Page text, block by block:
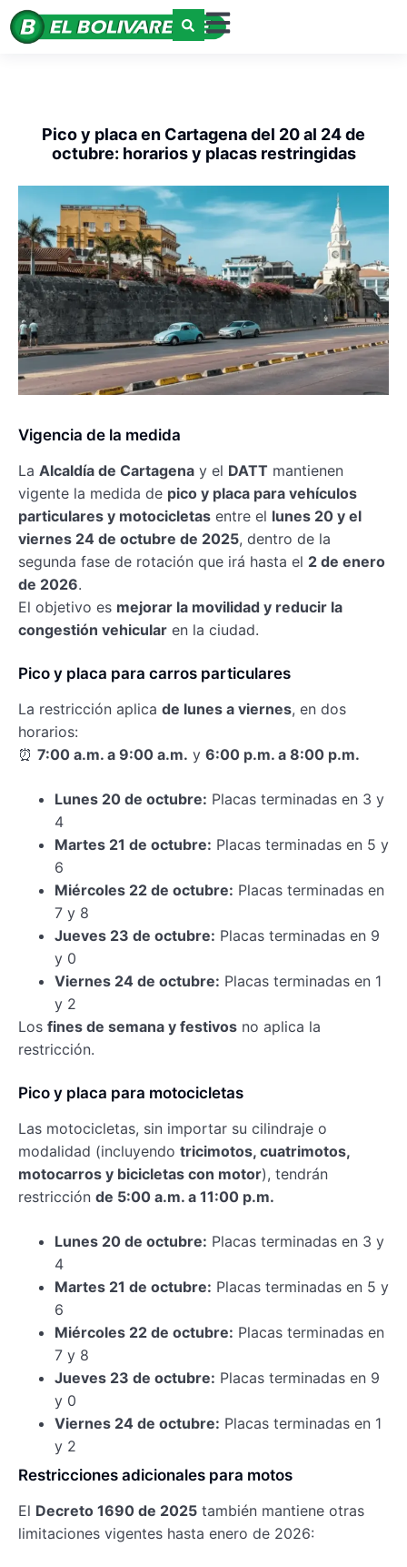
Pico y placa en Cartagena del 20 al 24 de
octubre: horarios y placas restringidas
Vigencia de la medida
La Alcaldía de Cartagena y el DATT mantienen
vigente la medida de pico y placa para vehículos
particulares y motocicletas entre el lunes 20 y el
viernes 24 de octubre de 2025, dentro de la
segunda fase de rotación que irá hasta el 2 de enero
de 2026.
El objetivo es mejorar la movilidad y reducir la
congestión vehicular en la ciudad.
Pico y placa para carros particulares
La restricción aplica de lunes a viernes, en dos
horarios:
⏰ 7:00 a.m. a 9:00 a.m. y 6:00 p.m. a 8:00 p.m.
Lunes 20 de octubre: Placas terminadas en 3 y
4
Martes 21 de octubre: Placas terminadas en 5 y
6
Miércoles 22 de octubre: Placas terminadas en
7 y 8
Jueves 23 de octubre: Placas terminadas en 9
y 0
Viernes 24 de octubre: Placas terminadas en 1
y 2
Los fines de semana y festivos no aplica la
restricción.
Pico y placa para motocicletas
Las motocicletas, sin importar su cilindraje o
modalidad (incluyendo tricimotos, cuatrimotos,
motocarros y bicicletas con motor), tendrán
restricción de 5:00 a.m. a 11:00 p.m.
Lunes 20 de octubre: Placas terminadas en 3 y
4
Martes 21 de octubre: Placas terminadas en 5 y
6
Miércoles 22 de octubre: Placas terminadas en
7 y 8
Jueves 23 de octubre: Placas terminadas en 9
y 0
Viernes 24 de octubre: Placas terminadas en 1
y 2
Restricciones adicionales para motos
El Decreto 1690 de 2025 también mantiene otras
limitaciones vigentes hasta enero de 2026: